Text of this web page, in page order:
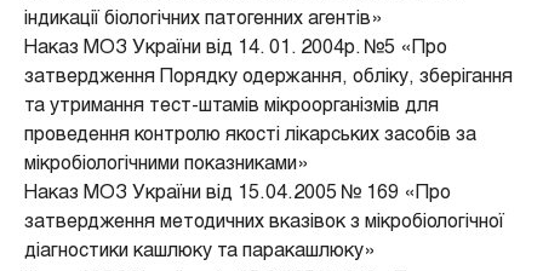
індикації біологічних патогенних агентів»
Наказ МОЗ України від 14. 01. 2004р. №5 «Про
затвердження Порядку одержання, обліку, зберігання
та утримання тест-штамів мікроорганізмів для
проведення контролю якості лікарських засобів за
мікробіологічними показниками»
Наказ МОЗ України від 15.04.2005 № 169 «Про
затвердження методичних вказівок з мікробіологічної
діагностики кашлюку та паракашлюку»